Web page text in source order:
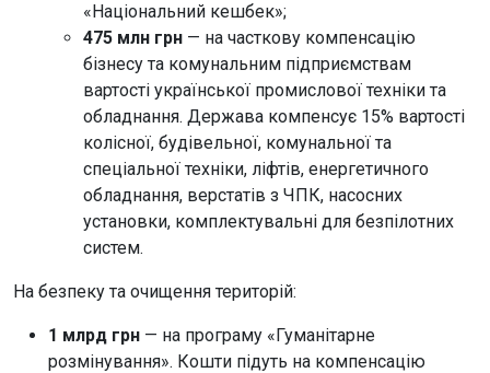
«Національний кешбек»;
475 млн грн — на часткову компенсацію
бізнесу та комунальним підприємствам
вартості української промислової техніки та
обладнання. Держава компенсує 15% вартості
колісної, будівельної, комунальної та
спеціальної техніки, ліфтів, енергетичного
обладнання, верстатів з ЧПК, насосних
установки, комплектувальні для безпілотних
систем.
На безпеку та очищення територій:
1 млрд грн — на програму «Гуманітарне
розмінування». Кошти підуть на компенсацію